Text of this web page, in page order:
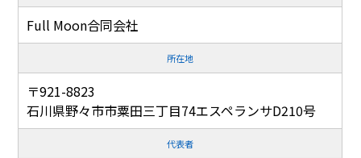
Full Moon合同会社
所在地
〒921-8823
石川県野々市市粟田三丁目74エスペランサD210号
代表者